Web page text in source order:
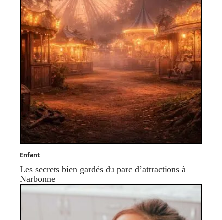
Enfant
Les secrets bien gardés du parc d’attractions à
Narbonne